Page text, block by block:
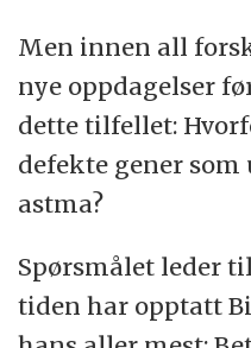
Men innen all
nye oppdagelser
dette tilfellet:
defekte gener
astma?
Spørsmålet leder
tiden har opptatt